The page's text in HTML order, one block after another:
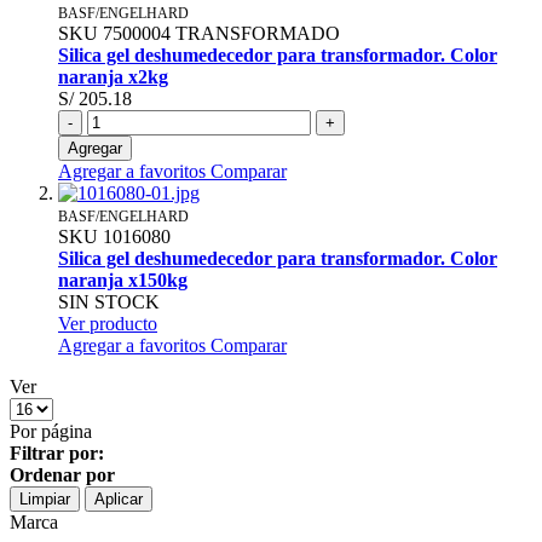
BASF/ENGELHARD
SKU 7500004 TRANSFORMADO
Silica gel deshumedecedor para transformador. Color
naranja x2kg
S/ 205.18
-
+
Agregar
Agregar a favoritos Comparar
BASF/ENGELHARD
SKU 1016080
Silica gel deshumedecedor para transformador. Color
naranja x150kg
SIN STOCK
Ver producto
Agregar a favoritos Comparar
Ver
Por página
Filtrar por:
Ordenar por
Limpiar Aplicar
Marca